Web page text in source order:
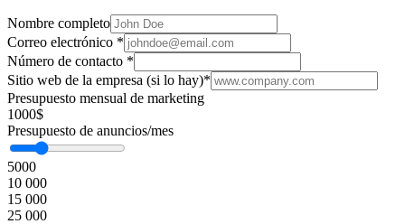
Nombre completo
Correo electrónico *
Número de contacto *
Sitio web de la empresa (si lo hay)*
Presupuesto mensual de marketing
1000$
Presupuesto de anuncios/mes
5000
10 000
15 000
25 000